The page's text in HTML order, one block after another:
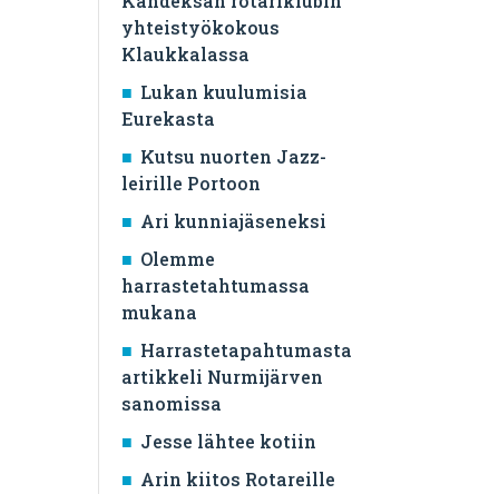
yhteistyökokous
Klaukkalassa
Lukan kuulumisia
Eurekasta
Kutsu nuorten Jazz-
leirille Portoon
Ari kunniajäseneksi
Olemme
harrastetahtumassa
mukana
Harrastetapahtumasta
artikkeli Nurmijärven
sanomissa
Jesse lähtee kotiin
Arin kiitos Rotareille